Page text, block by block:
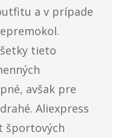
a v prípade
tieto
avšak pre
Aliexpress
športových